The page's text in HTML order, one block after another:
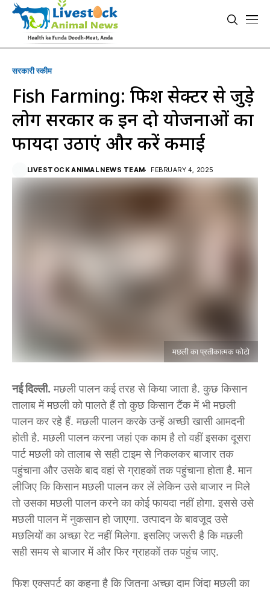
सरकारी स्की‍म
Fish Farming: फिश सेक्टर से जुड़े
लोग सरकार की इन दो योजनाओं का
फायदा उठाएं और करें कमाई
LIVESTOCK ANIMAL NEWS TEAM FEBRUARY 4, 2025
मछली का प्रतीकात्मक फोटो
नई दिल्ली. मछली पालन कई तरह से किया जाता है. कुछ किसान
तालाब में मछली को पालते हैं तो कुछ किसान टैंक में भी मछली
पालन कर रहे हैं. मछली पालन करके उन्हें अच्छी खासी आमदनी
होती है. मछली पालन करना जहां एक काम है तो वहीं इसका दूसरा
पार्ट मछली को तालाब से सही टाइम से निकलकर बाजार तक
पहुंचाना और उसके बाद वहां से ग्राहकों तक पहुंचाना होता है. मान
लीजिए कि किसान मछली पालन कर लें लेकिन उसे बाजार न मिले
तो उसका मछली पालन करने का कोई फायदा नहीं होगा. इससे उसे
मछली पालन में नुकसान हो जाएगा. उत्पादन के बावजूद उसे
मछलियों का अच्छा रेट नहीं मिलेगा. इसलिए जरूरी है कि मछली
सही समय से बाजार में और फिर ग्राहकों तक पहुंच जाए.
फिश एक्सपर्ट का कहना है कि जितना अच्छा दाम जिंदा मछली का